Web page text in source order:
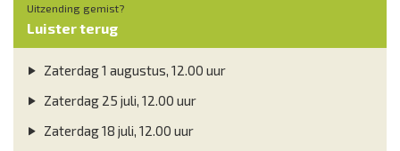
Uitzending gemist?
Luister terug
Zaterdag 1 augustus, 12.00 uur
Zaterdag 25 juli, 12.00 uur
Zaterdag 18 juli, 12.00 uur